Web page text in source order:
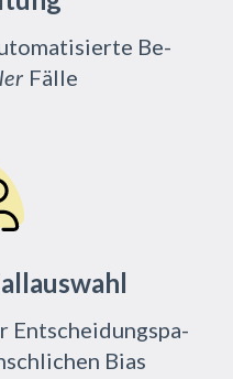
Be­
Fäl­le
Ent­schei­dungs­pa­
Bias